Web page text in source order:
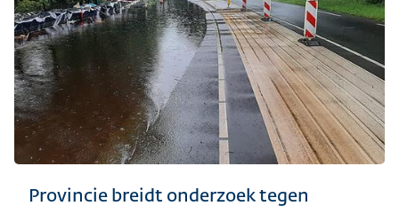
Provincie breidt onderzoek tegen